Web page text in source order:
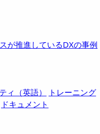
が推進しているDXの事例
ィ（英語）
トレーニング
ドキュメント